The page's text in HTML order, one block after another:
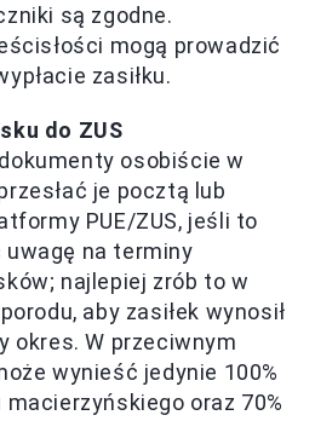
są zgodne.
mogą prowadzić
zasiłku.
do ZUS
osobiście w
je pocztą lub
PUE/ZUS, jeśli to
na terminy
najlepiej zrób to w
aby zasiłek wynosił
okres. W przeciwnym
wynieść jedynie 100%
oraz 70%